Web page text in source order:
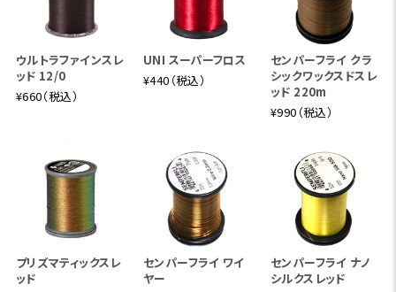
ウルトラファインスレ
ッド 12/0
¥660（税込）
UNI スーパーフロス
¥440（税込）
センパーフライ クラ
シックワックスドスレ
ッド 220m
¥990（税込）
プリズマティックスレ
ッド
センパーフライ ワイ
ヤー
センパーフライ ナノ
シルクスレッド